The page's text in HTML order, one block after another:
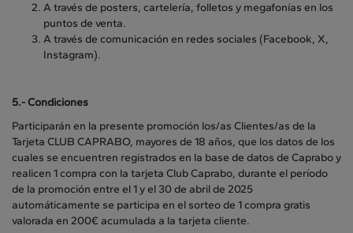
A través de posters, cartelería, folletos y megafonías en los
puntos de venta.
A través de comunicación en redes sociales (Facebook, X,
Instagram).
5.- Condiciones
Participarán en la presente promoción los/as Clientes/as de la
Tarjeta CLUB CAPRABO, mayores de 18 años, que los datos de los
cuales se encuentren registrados en la base de datos de Caprabo y
realicen 1 compra con la tarjeta Club Caprabo, durante el período
de la promoción entre el 1 y el 30 de abril de 2025
automáticamente se participa en el sorteo de 1 compra gratis
valorada en 200€ acumulada a la tarjeta cliente.